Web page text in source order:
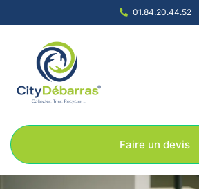
01.84.20.44.52
Faire un devis